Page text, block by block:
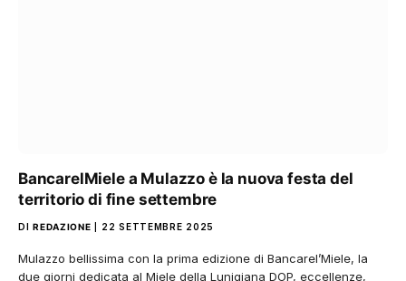
BancarelMiele a Mulazzo è la nuova festa del
territorio di fine settembre
DI REDAZIONE 22 SETTEMBRE 2025
Mulazzo bellissima con la prima edizione di Bancarel’Miele, la
due giorni dedicata al Miele della Lunigiana DOP, eccellenze,